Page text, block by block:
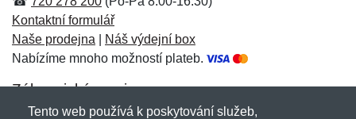
Kontaktní formulář
Naše prodejna
Náš výdejní box
Nabízíme mnoho možností plateb.
Zákaznický servis
Novinky emailem
Tento web používá k poskytování služeb,